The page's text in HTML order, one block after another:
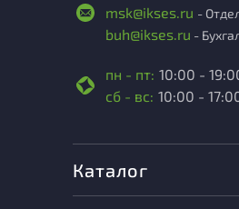
msk@ikses.ru -
buh@ikses.ru -
пн - пт: 10:00 -
сб - вс: 10:00 -
Каталог